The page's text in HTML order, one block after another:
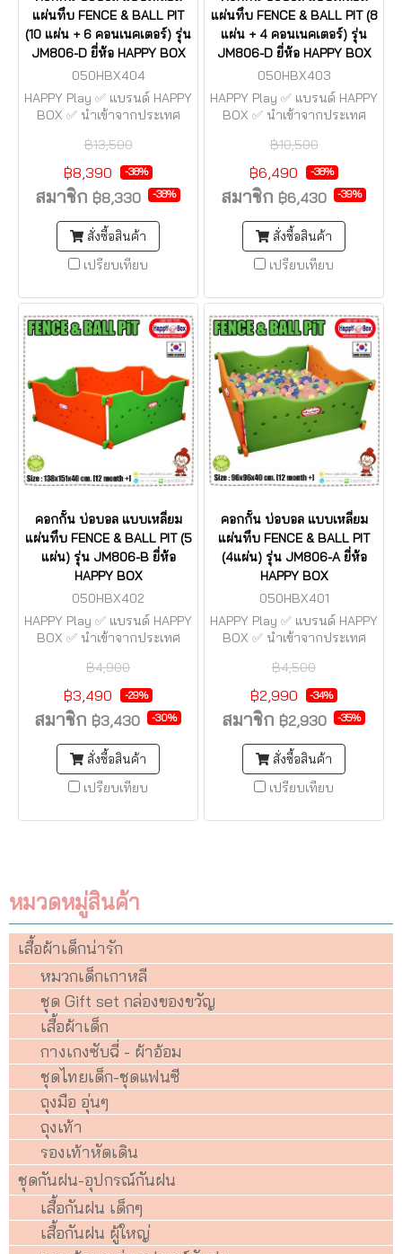
แผ่นทึบ FENCE & BALL PIT
(10 แผ่น + 6 คอนเนคเตอร์) รุ่น
JM806-D ยี่ห้อ HAPPY BOX
050HBX404
HAPPY Play ✅ แบรนด์ HAPPY
BOX ✅ นำเข้าจากประเทศ
ศูนย์บริการอยู่กรุงเทพฯ ⚠️ มี
บริการอะไหล่ (หากชำรุดหรือ
หาย) ⚠️ เปิดจำหน่ายมากว่า
30 ปี จึงมั่นใจในคุณภาพ
฿13,500
฿8,390 -38%
สมาชิก ฿8,330 -38%
สั่งซื้อสินค้า
เปรียบเทียบ
แผ่นทึบ FENCE & BALL PIT (8
แผ่น + 4 คอนเนคเตอร์) รุ่น
JM806-D ยี่ห้อ HAPPY BOX
050HBX403
HAPPY Play ✅ แบรนด์ HAPPY
BOX ✅ นำเข้าจากประเทศ
ศูนย์บริการอยู่กรุงเทพฯ ⚠️ มี
บริการอะไหล่ (หากชำรุดหรือ
หาย) ⚠️ เปิดจำหน่ายมากว่า
30 ปี จึงมั่นใจในคุณภาพ
฿10,500
฿6,490 -38%
สมาชิก ฿6,430 -39%
สั่งซื้อสินค้า
เปรียบเทียบ
คอกกั้น บ่อบอล แบบเหลี่ยม
แผ่นทึบ FENCE & BALL PIT (5
แผ่น) รุ่น JM806-B ยี่ห้อ
HAPPY BOX
050HBX402
HAPPY Play ✅ แบรนด์ HAPPY
BOX ✅ นำเข้าจากประเทศ
ศูนย์บริการอยู่กรุงเทพฯ ⚠️ มี
บริการอะไหล่ (หากชำรุดหรือ
หาย) ⚠️ เปิดจำหน่ายมากว่า
30 ปี จึงมั่นใจในคุณภาพ
฿4,900
฿3,490 -29%
สมาชิก ฿3,430 -30%
สั่งซื้อสินค้า
เปรียบเทียบ
คอกกั้น บ่อบอล แบบเหลี่ยม
แผ่นทึบ FENCE & BALL PIT
(4แผ่น) รุ่น JM806-A ยี่ห้อ
HAPPY BOX
050HBX401
HAPPY Play ✅ แบรนด์ HAPPY
BOX ✅ นำเข้าจากประเทศ
ศูนย์บริการอยู่กรุงเทพฯ ⚠️ มี
บริการอะไหล่ (หากชำรุดหรือ
หาย) ⚠️ เปิดจำหน่ายมากว่า
30 ปี จึงมั่นใจในคุณภาพ
฿4,500
฿2,990 -34%
สมาชิก ฿2,930 -35%
สั่งซื้อสินค้า
เปรียบเทียบ
หมวดหมู่สินค้า
เสื้อผ้าเด็กน่ารัก
หมวกเด็กเกาหลี
ชุด Gift set กล่องของขวัญ
เสื้อผ้าเด็ก
กางเกงซับฉี่ - ผ้าอ้อม
ชุดไทยเด็ก-ชุดแฟนซี
ถุงมือ อุ่นๆ
ถุงเท้า
รองเท้าหัดเดิน
ชุดกันฝน-อุปกรณ์กันฝน
เสื้อกันฝน เด็กๆ
เสื้อกันฝน ผู้ใหญ่